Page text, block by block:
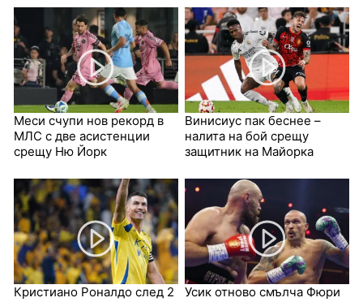
Меси счупи нов рекорд в
МЛС с две асистенции
срещу Ню Йорк
Винисиус пак беснее –
налита на бой срещу
защитник на Майорка
Кристиано Роналдо след 2
Усик отново смълча Фюри